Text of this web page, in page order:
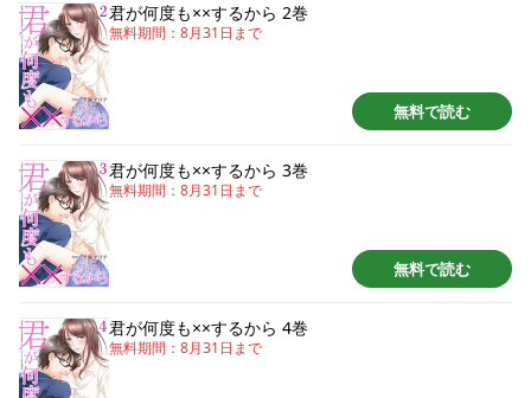
君が何度も××するから 2巻
無料期間： 8月31日 まで
無料で読む
君が何度も××するから 3巻
無料期間： 8月31日 まで
無料で読む
君が何度も××するから 4巻
無料期間： 8月31日 まで